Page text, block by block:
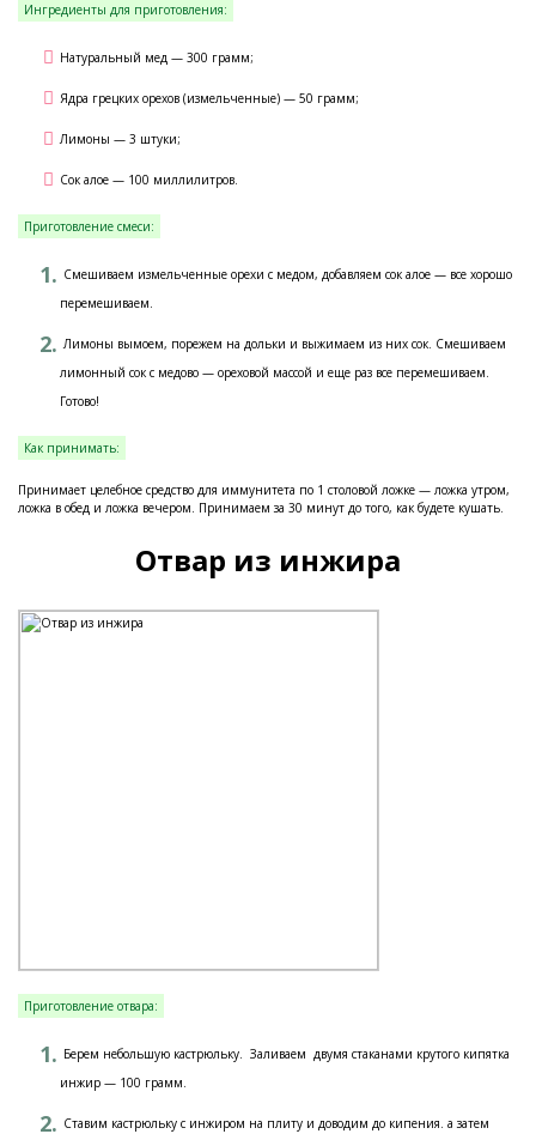
Ингредиенты для приготовления:
Натуральный мед — 300 грамм;
Ядра грецких орехов (измельченные) — 50 грамм;
Лимоны — 3 штуки;
Сок алое — 100 миллилитров.
Приготовление смеси:
Смешиваем измельченные орехи с медом, добавляем сок алое — все хорошо
перемешиваем.
Лимоны вымоем, порежем на дольки и выжимаем из них сок. Смешиваем
лимонный сок с медово — ореховой массой и еще раз все перемешиваем.
Готово!
Как принимать:
Принимает целебное средство для иммунитета по 1 столовой ложке — ложка утром,
ложка в обед и ложка вечером. Принимаем за 30 минут до того, как будете кушать.
Отвар из инжира
Приготовление отвара:
Берем небольшую кастрюльку. Заливаем двумя стаканами крутого кипятка
инжир — 100 грамм.
Ставим кастрюльку с инжиром на плиту и доводим до кипения. а затем